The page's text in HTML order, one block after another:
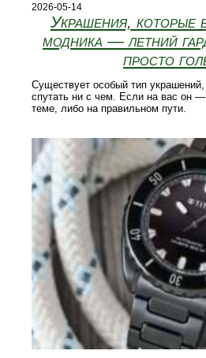
2026-05-14
Украшения, которые
модника — летний
просто
Существует особый тип
спутать ни с чем. Если на вас он
теме, либо на правильном пути.